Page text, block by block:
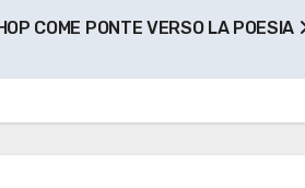
HOP COME PONTE VERSO LA POESIA